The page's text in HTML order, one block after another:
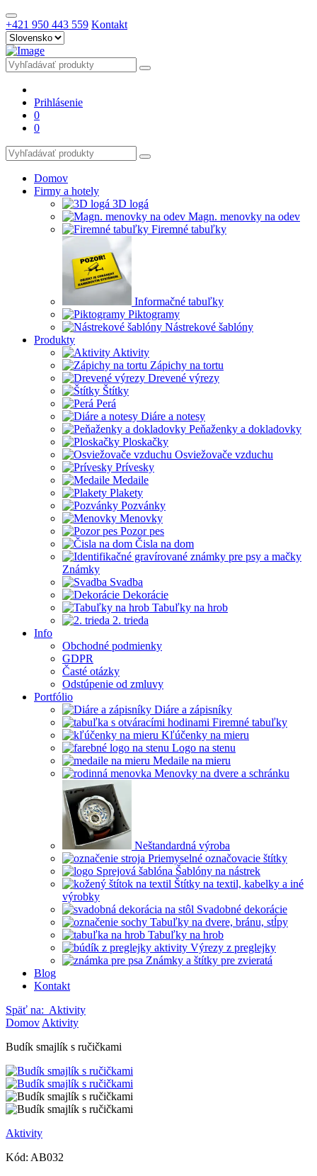
+421 950 443 559 Kontakt
Prihlásenie
0
0
Domov
Firmy a hotely
3D logá
Magn. menovky na odev
Firemné tabuľky
Informačné tabuľky
Piktogramy
Nástrekové šablóny
Produkty
Aktivity
Zápichy na tortu
Drevené výrezy
Štítky
Perá
Diáre a notesy
Peňaženky a dokladovky
Ploskačky
Osviežovače vzduchu
Prívesky
Medaile
Plakety
Pozvánky
Menovky
Pozor pes
Čisla na dom
Známky
Svadba
Dekorácie
Tabuľky na hrob
2. trieda
Info
Obchodné podmienky
GDPR
Časté otázky
Odstúpenie od zmluvy
Portfólio
Diáre a zápisníky
Firemné tabuľky
Kľúčenky na mieru
Logo na stenu
Medaile na mieru
Menovky na dvere a schránku
Neštandardná výroba
Priemyselné označovacie štítky
Šablóny na nástrek
Štítky na textil, kabelky a iné
výrobky
Svadobné dekorácie
Tabuľky na dvere, bránu, stĺpy
Tabuľky na hrob
Výrezy z preglejky
Známky a štítky pre zvieratá
Blog
Kontakt
Späť na: Aktivity
Domov Aktivity
Budík smajlík s ručičkami
Aktivity
Kód: AB032